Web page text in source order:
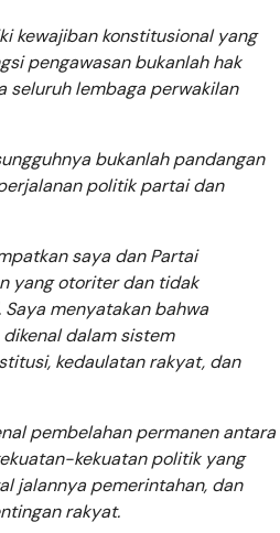
kewajiban konstitusional yang
pengawasan bukanlah hak
seluruh lembaga perwakilan
bukanlah pandangan
politik partai dan
saya dan Partai
yang otoriter dan tidak
menyatakan bahwa
dalam sistem
kedaulatan rakyat, dan
pembelahan permanen antara
kekuatan politik yang
jalannya pemerintahan, dan
rakyat.